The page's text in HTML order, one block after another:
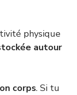
physique
autour
corps. Si tu